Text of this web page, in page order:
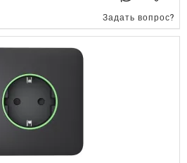
Задать вопрос?